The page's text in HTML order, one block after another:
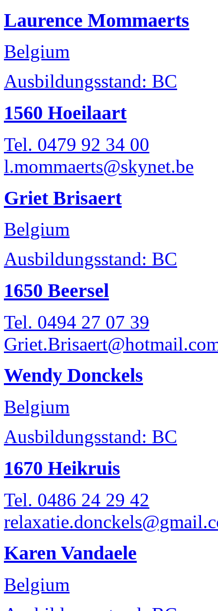
Laurence Mommaerts
Belgium
Ausbildungsstand: BC
1560 Hoeilaart
Tel. 0479 92 34 00
l.mommaerts@skynet.be
Griet Brisaert
Belgium
Ausbildungsstand: BC
1650 Beersel
Tel. 0494 27 07 39
Wendy Donckels
Belgium
Ausbildungsstand: BC
1670 Heikruis
Tel. 0486 24 29 42
Karen Vandaele
Belgium